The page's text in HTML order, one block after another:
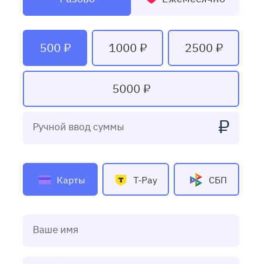
500 ₽ 1000 ₽ 2500 ₽
5000 ₽
Ручной ввод суммы ₽
Карты T-Pay СБП
Ваше имя